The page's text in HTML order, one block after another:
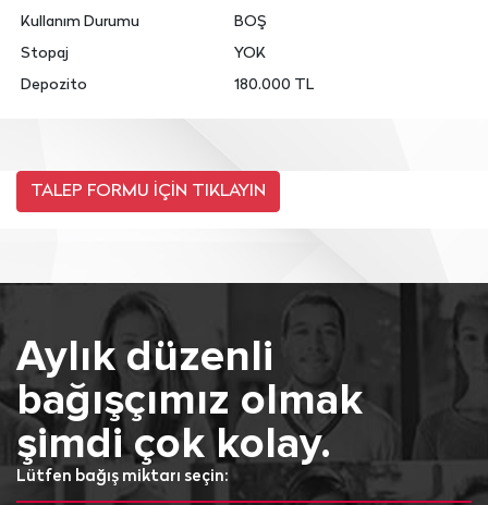
Kullanım Durumu
BOŞ
Stopaj
YOK
Depozito
180.000 TL
Aylık düzenli
bağışçımız olmak
şimdi çok kolay.
Lütfen bağış miktarı seçin: